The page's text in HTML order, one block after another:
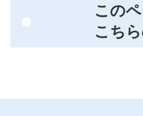
この
こち